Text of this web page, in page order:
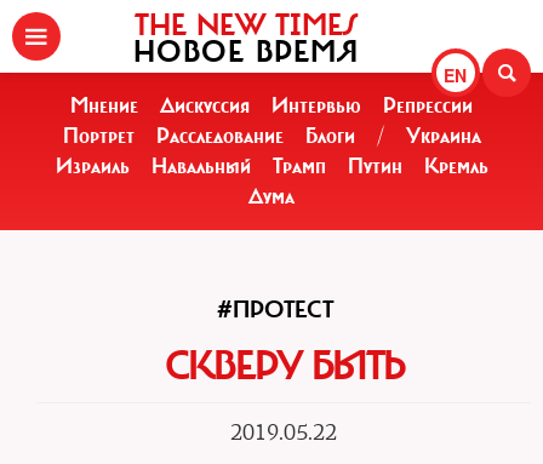
EN
THE NEW TIMES
НОВОЕ ВРЕМЯ
Мнение Дискуссия Интервью
Репрессии
Портрет
Расследование Блоги /
Украина
Израиль
Навальный Трамп Путин
Кремль
Дума
#ПРОТЕСТ
СКВЕРУ БЫТЬ
2019.05.22